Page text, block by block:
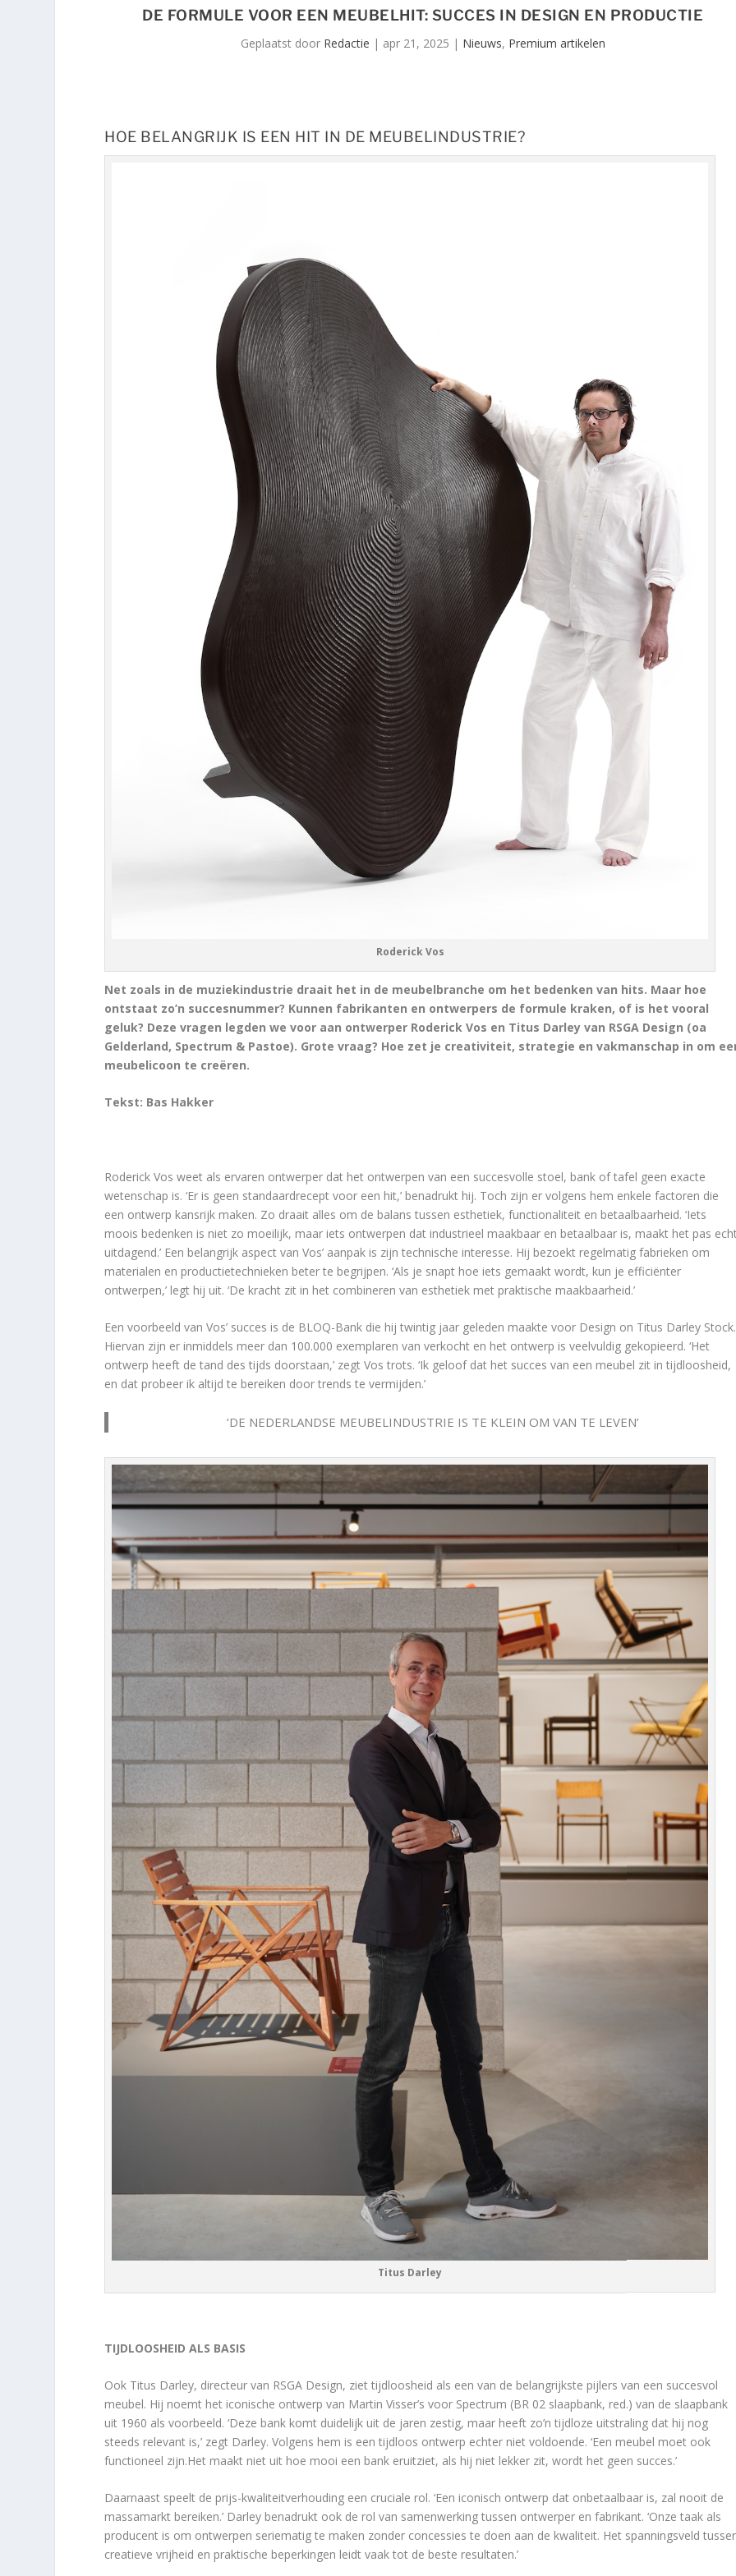
DE FORMULE VOOR EEN MEUBELHIT: SUCCES IN DESIGN EN PRODUCTIE
Geplaatst door Redactie | apr 21, 2025 | Nieuws, Premium artikelen
HOE BELANGRIJK IS EEN HIT IN DE MEUBELINDUSTRIE?
Roderick Vos
Net zoals in de muziekindustrie draait het in de meubelbranche om het bedenken van hits. Maar hoe
ontstaat zo’n succesnummer? Kunnen fabrikanten en ontwerpers de formule kraken, of is het vooral
geluk? Deze vragen legden we voor aan ontwerper Roderick Vos en Titus Darley van RSGA Design (oa
Gelderland, Spectrum & Pastoe). Grote vraag? Hoe zet je creativiteit, strategie en vakmanschap in om
meubelicoon te creëren.
Tekst: Bas Hakker
Roderick Vos weet als ervaren ontwerper dat het ontwerpen van een succesvolle stoel, bank of tafel geen exacte
wetenschap is. ‘Er is geen standaardrecept voor een hit,’ benadrukt hij. Toch zijn er volgens hem enkele factoren die
een ontwerp kansrijk maken. Zo draait alles om de balans tussen esthetiek, functionaliteit en betaalbaarheid. ‘Iets
moois bedenken is niet zo moeilijk, maar iets ontwerpen dat industrieel maakbaar en betaalbaar is, maakt het pas
uitdagend.’ Een belangrijk aspect van Vos’ aanpak is zijn technische interesse. Hij bezoekt regelmatig fabrieken om
materialen en productietechnieken beter te begrijpen. ‘Als je snapt hoe iets gemaakt wordt, kun je efficiënter
ontwerpen,’ legt hij uit. ‘De kracht zit in het combineren van esthetiek met praktische maakbaarheid.’
Een voorbeeld van Vos’ succes is de BLOQ-Bank die hij twintig jaar geleden maakte voor Design on Titus Darley Stock.
Hiervan zijn er inmiddels meer dan 100.000 exemplaren van verkocht en het ontwerp is veelvuldig gekopieerd. ‘Het
ontwerp heeft de tand des tijds doorstaan,’ zegt Vos trots. ‘Ik geloof dat het succes van een meubel zit in tijdloosheid,
en dat probeer ik altijd te bereiken door trends te vermijden.’
‘DE NEDERLANDSE MEUBELINDUSTRIE IS TE KLEIN OM VAN TE LEVEN’
Titus Darley
TIJDLOOSHEID ALS BASIS
Ook Titus Darley, directeur van RSGA Design, ziet tijdloosheid als een van de belangrijkste pijlers van een succesvol
meubel. Hij noemt het iconische ontwerp van Martin Visser’s voor Spectrum (BR 02 slaapbank, red.) van de slaapbank
uit 1960 als voorbeeld. ‘Deze bank komt duidelijk uit de jaren zestig, maar heeft zo’n tijdloze uitstraling dat hij nog
steeds relevant is,’ zegt Darley. Volgens hem is een tijdloos ontwerp echter niet voldoende. ‘Een meubel moet ook
functioneel zijn.Het maakt niet uit hoe mooi een bank eruitziet, als hij niet lekker zit, wordt het geen succes.’
Daarnaast speelt de prijs-kwaliteitverhouding een cruciale rol. ‘Een iconisch ontwerp dat onbetaalbaar is, zal nooit de
massamarkt bereiken.’ Darley benadrukt ook de rol van samenwerking tussen ontwerper en fabrikant. ‘Onze taak als
producent is om ontwerpen seriematig te maken zonder concessies te doen aan de kwaliteit. Het spanningsveld
creatieve vrijheid en praktische beperkingen leidt vaak tot de beste resultaten.’